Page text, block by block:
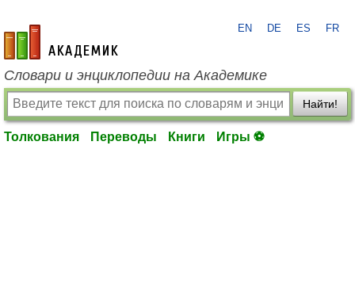
academic.ru
EN DE ES FR
Словари и энциклопедии на Академике
Найти!
Толкования Переводы Книги Игры ⚽